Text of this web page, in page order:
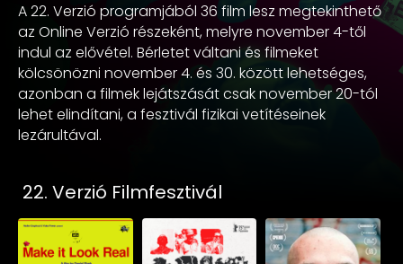
A 22. Verzió programjából 36 film lesz megtekinthető
az Online Verzió részeként, melyre november 4-től
indul az elővétel. Bérletet váltani és filmeket
kölcsönözni november 4. és 30. között lehetséges,
azonban a filmek lejátszását csak november 20-tól
lehet elindítani, a fesztivál fizikai vetítéseinek
lezárultával.
Gyűjtemények
22. Verzió Filmfesztivál